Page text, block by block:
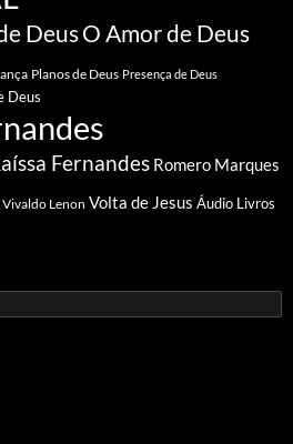
DeusO Amor de Deus
Planos de Deus Presença de Deus
Deus
Fernandes Romero Marques
Vivaldo Lenon Volta de Jesus Áudio Livros